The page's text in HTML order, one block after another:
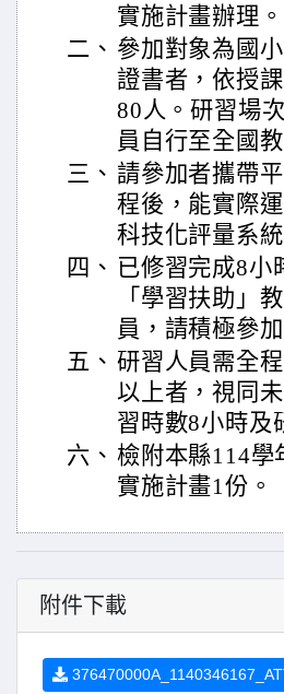
實施計畫辦理。
二、 參加對象為國
證書者，依授
80人。研習場
員自行至全國
三、 請參加者攜帶
程後，能實際
科技化評量系
四、 已修習完成8小
「學習扶助」
員，請積極參
五、 研習人員需全
以上者，視同
習時數8小時及
六、 檢附本縣114
實施計畫1份。
附件下載